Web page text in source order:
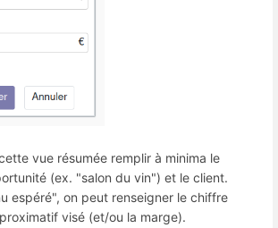
vue résumée remplir à minima le
(ex. "salon du vin") et le client.
espéré", on peut renseigner le chiffre
visé (et/ou la marge).